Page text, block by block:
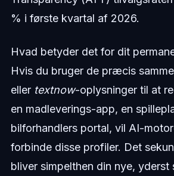
% i første kvartal af 2026.
Hvad betyder det for dit
Hvis du bruger de præcis samme
eller textnow-oplysninger til at
en madleverings-app, en
bilforhandlers portal, vil AI-
forbinde disse profiler. Det
bliver simpelthen din nye, yderst